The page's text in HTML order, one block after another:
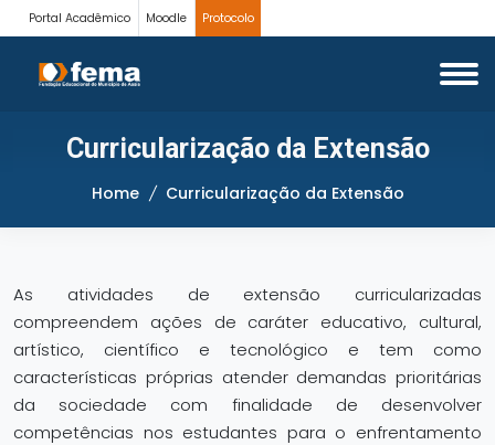
Portal Acadêmico Moodle Protocolo
Curricularização da Extensão
Home Curricularização da Extensão
As atividades de extensão curricularizadas
compreendem ações de caráter educativo, cultural,
artístico, científico e tecnológico e tem como
características próprias atender demandas prioritárias
da sociedade com finalidade de desenvolver
competências nos estudantes para o enfrentamento